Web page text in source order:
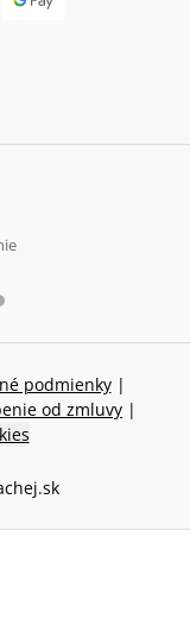
podmienky |
od zmluvy |